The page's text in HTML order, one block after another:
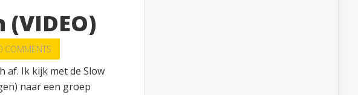
COMMENTS
af. Ik kijk met de Slow
naar een groep